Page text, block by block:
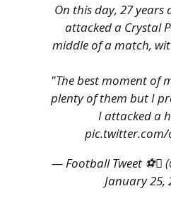
On this day, 27 years
attacked a Crystal
middle of a match,
"The best moment of
plenty of them but I
I attacked a
pic.twitter.com/
— Football Tweet ⚽
January 25,